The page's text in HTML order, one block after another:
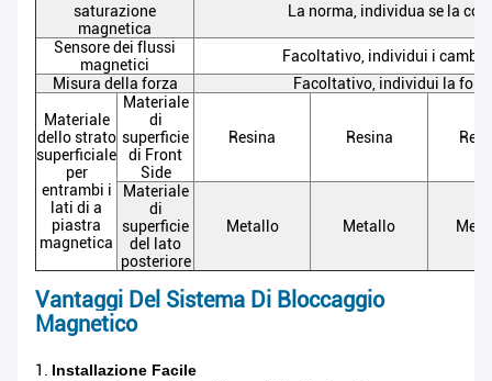
saturazione
magnetica
La norma, individua se la
Sensore dei flussi
magnetici
Facoltativo, individui i
Misura della forza
Facoltativo, individui la
Materiale
dello strato
superficiale
per
entrambi i
lati di a
piastra
magnetica
Materiale
di
superficie
di Front
Side
Resina Resina
Materiale
di
superficie
del lato
posteriore
Metallo Metallo
Vantaggi Del Sistema Di Bloccaggio
Magnetico
1. Installazione Facile